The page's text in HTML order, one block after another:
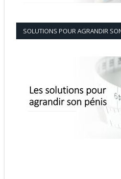
SOLUTIONS POUR AGRANDIR